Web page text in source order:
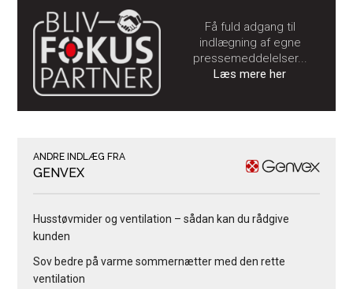
Få fuld adgang til
indlægning af egne
pressemeddelelser...
Læs mere her
ANDRE INDLÆG FRA
GENVEX
Husstøvmider og ventilation – sådan kan du rådgive
kunden
Sov bedre på varme sommernætter med den rette
ventilation